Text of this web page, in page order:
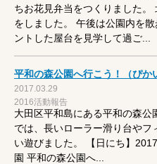
ちお花見弁当をつくりました
をしました。 午後は公園内を
ントした屋台を見学して過ご...
平和の森公園へ行こう！（ぴか
2017.03.29
2016活動報告
大田区平和島にある平和の森
では、長いローラー滑り台や
い遊びました。 【日にち】
園 平和の森公園へ...